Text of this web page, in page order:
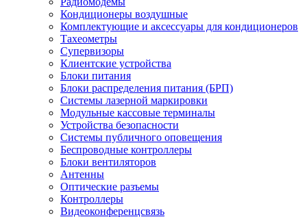
Кондиционеры воздушные
Комплектующие и аксессуары для кондиционеров
Тахеометры
Супервизоры
Клиентские устройства
Блоки питания
Блоки распределения питания (БРП)
Системы лазерной маркировки
Модульные кассовые терминалы
Устройства безопасности
Системы публичного оповещения
Беспроводные контроллеры
Блоки вентиляторов
Антенны
Оптические разъемы
Контроллеры
Видеоконференцсвязь